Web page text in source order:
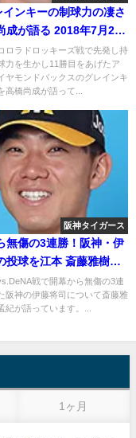
インキーの制球力の凄さ
成が語る 2018年7月23
ロラドロッキーズ戦で先発し持
力を生かし11勝目をあげたア
ヤモンドバックスのグレインキ
高橋尚成が語って...
阪神タイガース
無傷の3連勝！阪神・伊
投球を江本 斎藤雅樹が
戦で開幕から無傷の3連
阪神の伊藤将司について斎藤雅
紀が語っています。...
1ヶ月